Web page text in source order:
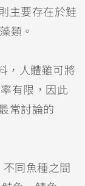
主要存在於鮭
類。
，人體雖可將
有限，因此
常討論的
同魚種之間